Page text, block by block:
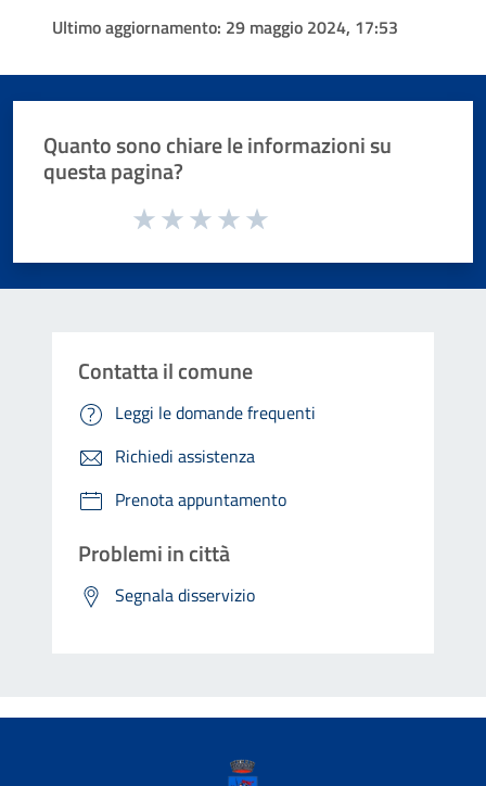
Ultimo aggiornamento: 29 maggio 2024, 17:53
Quanto sono chiare le informazioni su
questa pagina?
Valuta da 1 a 5 stelle la pagina
Contatta il comune
Leggi le domande frequenti
Richiedi assistenza
Prenota appuntamento
Problemi in città
Segnala disservizio